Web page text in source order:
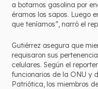
a botarnos gasolina por
éramos los sapos. Luego
que teníamos”, narró el
Gutiérrez asegura que
requisaron sus
celulares. Según el
funcionarios de la ONU y
Patriótica, los miembros